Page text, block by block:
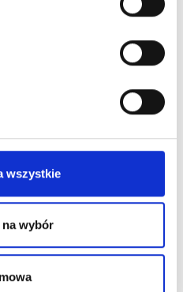
wszystkie
wybór
warto?